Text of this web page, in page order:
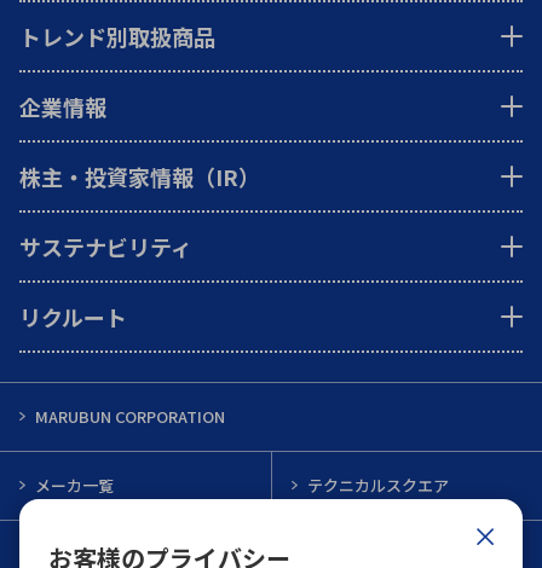
お客様のプライバシー
トレンド別取扱商品
企業情報
株主・投資家情報（IR）
サステナビリティ
リクルート
MARUBUN CORPORATION
メーカ一覧 テクニカルスクエア
インフォメーション